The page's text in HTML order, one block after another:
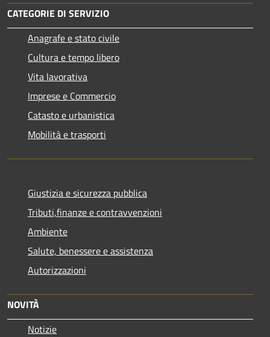
CATEGORIE DI SERVIZIO
Anagrafe e stato civile
Cultura e tempo libero
Vita lavorativa
Imprese e Commercio
Catasto e urbanistica
Mobilità e trasporti
Giustizia e sicurezza pubblica
Tributi,finanze e contravvenzioni
Ambiente
Salute, benessere e assistenza
Autorizzazioni
NOVITÀ
Notizie